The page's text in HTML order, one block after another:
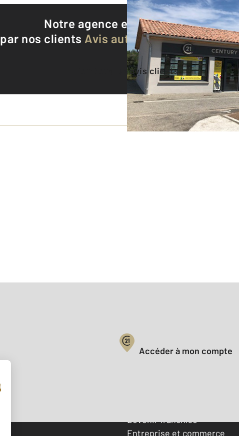
Notre agence est notée9,3/10
par nos clients Avis authentifiés par
Voir tous les avis clients
Accéder à mon compte
Devenir franchisé
Entreprise et commerce